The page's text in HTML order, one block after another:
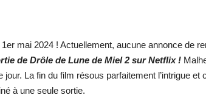
mai 2024 ! Actuellement, aucune annonce de
de Drôle de Lune de Miel 2 sur Netflix !
jour. La fin du film résous parfaitement l’intrigue
à une seule sortie.